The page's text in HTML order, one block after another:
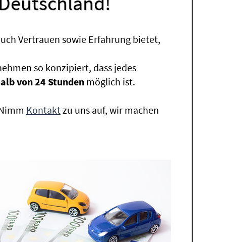
Vertrauen sowie Erfahrung bietet,
so konzipiert, dass jedes
von 24 Stunden möglich ist.
Kontaktzu uns auf, wir machen